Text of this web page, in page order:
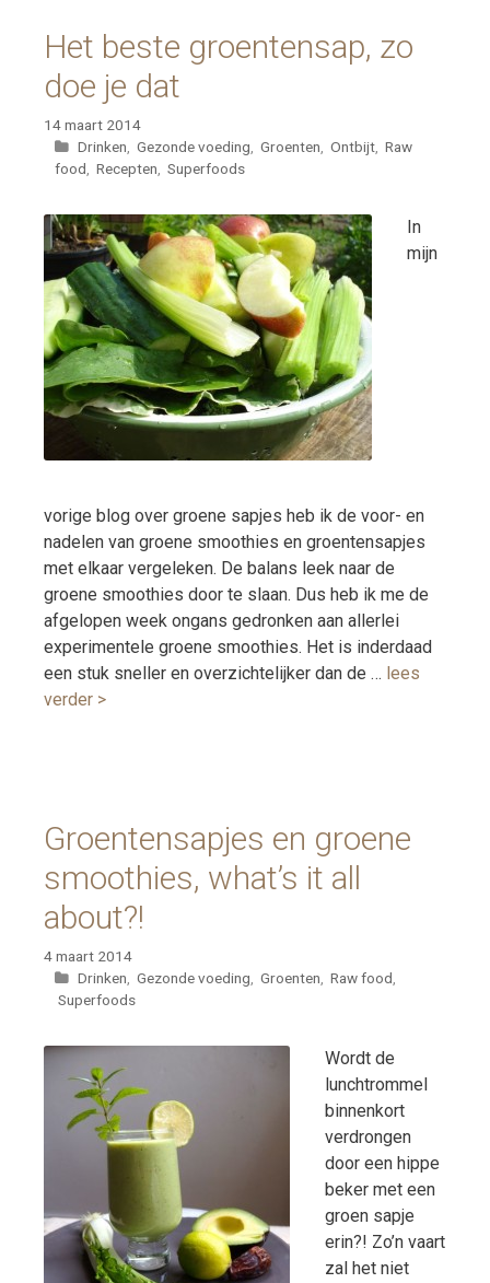
Het beste groentensap, zo
doe je dat
14 maart 2014
Categorieën
Drinken Gezonde voeding Groenten Ontbijt Raw
food
Recepten Superfoods
In
mijn
vorige blog over groene sapjes heb ik de voor- en
nadelen van groene smoothies en groentensapjes
met elkaar vergeleken. De balans leek naar de
groene smoothies door te slaan. Dus heb ik me de
afgelopen week ongans gedronken aan allerlei
experimentele groene smoothies. Het is inderdaad
een stuk sneller en overzichtelijker dan de … lees
verder >
Groentensapjes en groene
smoothies, what’s it all
about?!
4 maart 2014
Categorieën
Drinken Gezonde voeding Groenten Raw food
Superfoods
Wordt de
lunchtrommel
binnenkort
verdrongen
door een hippe
beker met een
groen sapje
erin?! Zo’n vaart
zal het niet